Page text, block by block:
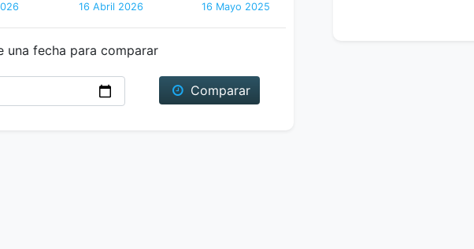
16 Abril 2026
16 Mayo 2025
una fecha para comparar
Comparar